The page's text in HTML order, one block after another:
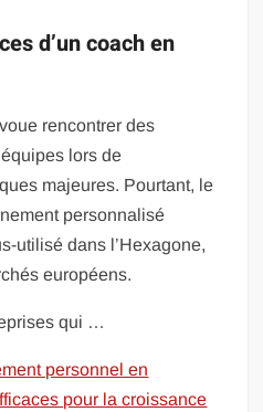
d’un coach en
rencontrer des
lors de
majeures. Pourtant, le
personnalisé
utilisé dans l’Hexagone,
européens.
qui …
personnel en
pour la croissance